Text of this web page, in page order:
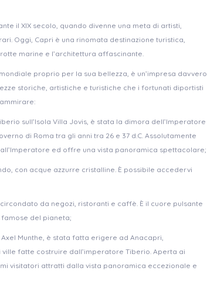
il XIX secolo, quando divenne una meta di artisti,
Oggi, Capri è una rinomata destinazione turistica,
marine e l’architettura affascinante.
proprio per la sua bellezza, è un’impresa davvero
storiche, artistiche e turistiche che i fortunati diportisti
sull’Isola Villa Jovis, è stata la dimora dell’Imperatore
di Roma tra gli anni tra 26 e 37 d.C. Assolutamente
ed offre una vista panoramica spettacolare;
con acque azzurre cristalline. È possibile accedervi
da negozi, ristoranti e caffè. È il cuore pulsante
famose del pianeta;
Munthe, è stata fatta erigere ad Anacapri,
fatte costruire dall’imperatore Tiberio. Aperta ai
visitatori attratti dalla vista panoramica eccezionale e